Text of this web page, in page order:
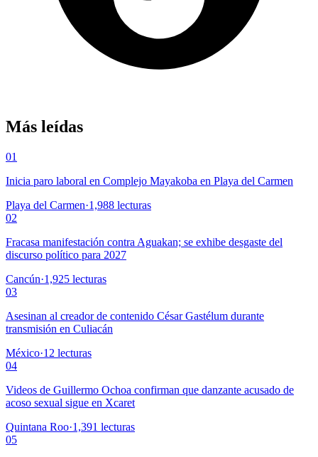
Más leídas
01
Inicia paro laboral en Complejo Mayakoba en Playa del Carmen
Playa del Carmen·1,988 lecturas
02
Fracasa manifestación contra Aguakan; se exhibe desgaste del
discurso político para 2027
Cancún·1,925 lecturas
03
Asesinan al creador de contenido César Gastélum durante
transmisión en Culiacán
México·12 lecturas
04
Videos de Guillermo Ochoa confirman que danzante acusado de
acoso sexual sigue en Xcaret
Quintana Roo·1,391 lecturas
05